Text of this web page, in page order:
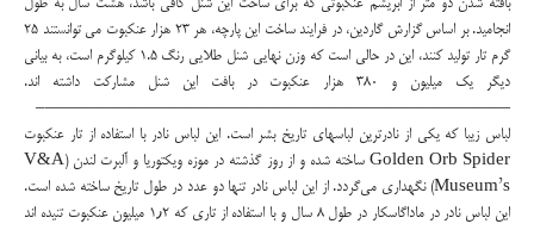
بافته شدن دو متر از ابریشم عنکبوتی که برای ساخت این شنل کافی باشد، هشت سال به طول
انجامید. بر اساس گزارش گاردین، در فرایند ساخت این پارچه، هر 23 هزار عنکبوت می توانستند 25
گرم تار تولید کنند، این در حالی است که وزن نهایی شنل طلایی رنگ 1.5 کیلوگرم است، به بیانی
دیگر یک میلیون و 380 هزار عنکبوت در بافت این شنل مشارکت داشته اند.
——————————————————————————–
لباس زیبا که یکی از نادرترین لباسهای تاریخ بشر است. این لباس نادر با استفاده از تار عنکبوت
Golden Orb Spider ساخته شده و از روز گذشته در موزه ویکتوریا و آلبرت لندن (V&A
Museum’s) نگهداری می‌گردد. از این لباس نادر تنها دو عدد در طول تاریخ ساخته شده است.
این لباس نادر در ماداگاسکار در طول ۸ سال و با استفاده از تاری که ۱٫۲ میلیون عنکبوت تنیده اند